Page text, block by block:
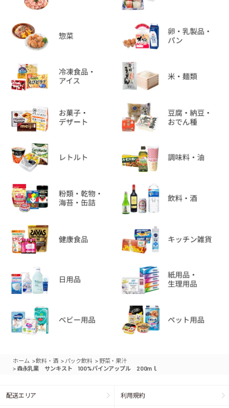
ホーム >飲料・酒 > パック飲料 > 野菜・果汁
> 森永乳業 サンキスト 100%パインアップル 200ｍｌ
配送エリア 利用規約